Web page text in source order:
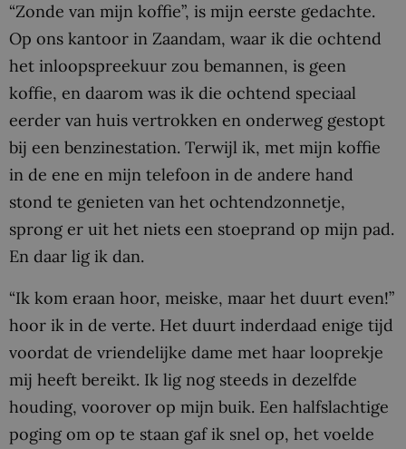
“Zonde van mijn koffie”, is mijn eerste gedachte.
Op ons kantoor in Zaandam, waar ik die ochtend
het inloopspreekuur zou bemannen, is geen
koffie, en daarom was ik die ochtend speciaal
eerder van huis vertrokken en onderweg gestopt
bij een benzinestation. Terwijl ik, met mijn koffie
in de ene en mijn telefoon in de andere hand
stond te genieten van het ochtendzonnetje,
sprong er uit het niets een stoeprand op mijn pad.
En daar lig ik dan.
“Ik kom eraan hoor, meiske, maar het duurt even!”
hoor ik in de verte. Het duurt inderdaad enige tijd
voordat de vriendelijke dame met haar looprekje
mij heeft bereikt. Ik lig nog steeds in dezelfde
houding, voorover op mijn buik. Een halfslachtige
poging om op te staan gaf ik snel op, het voelde